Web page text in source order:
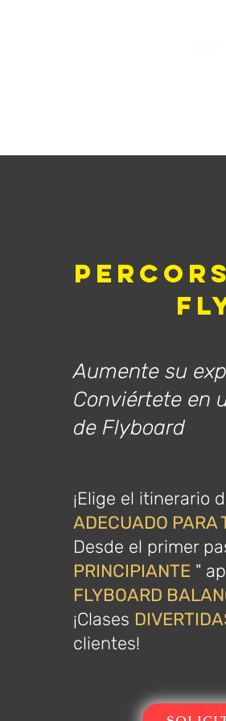
Aumente su
Conviértete en
de Flyboard
¡Elige el itinerario
ADECUADO PARA
Desde el primer
PRINCIPIANTE "
FLYBOARD
¡Clases
clientes!